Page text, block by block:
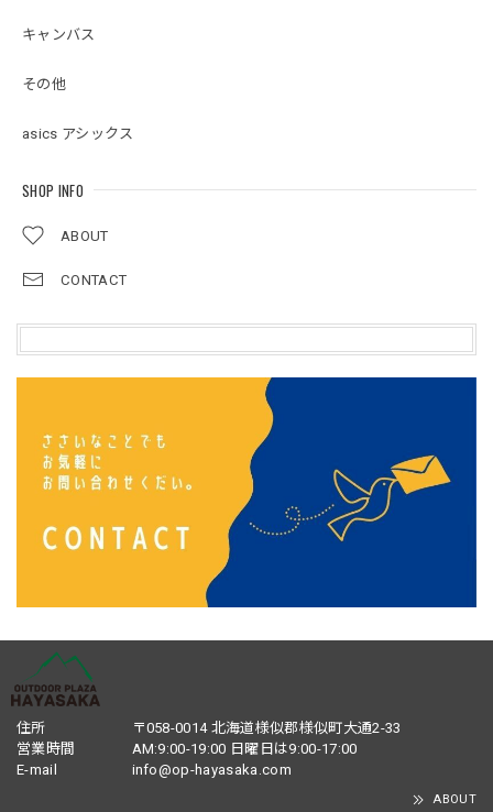
キャンバス
その他
asics アシックス
SHOP INFO
ABOUT
CONTACT
住所
〒058-0014 北海道様似郡様似町大通2-33
営業時間
AM:9:00-19:00 日曜日は9:00-17:00
E-mail
info@op-hayasaka.com
ABOUT